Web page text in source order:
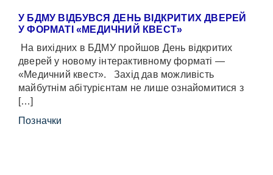
У БДМУ ВІДБУВСЯ ДЕНЬ ВІДКРИТИХ ДВЕРЕЙ
У ФОРМАТІ «МЕДИЧНИЙ КВЕСТ»
На вихідних в БДМУ пройшов День відкритих
дверей у новому інтерактивному форматі —
«Медичний квест». Захід дав можливість
майбутнім абітурієнтам не лише ознайомитися з
[…]
Позначки